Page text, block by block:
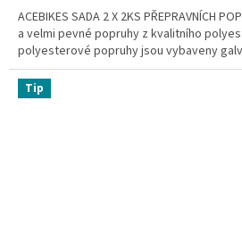
ACEBIKES SADA 2 X 2KS PŘEPRAVNÍCH
a velmi pevné popruhy z kvalitního
polyesterové popruhy jsou vybaveny
Tip